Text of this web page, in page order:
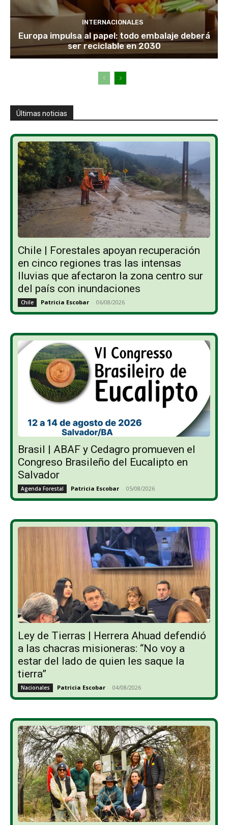
INTERNACIONALES
Europa impulsa al papel: todo embalaje deberá
ser reciclable en 2030
Últimas noticias
Chile | Forestales apoyan recuperación
en cinco regiones tras las intensas
lluvias que afectaron la zona centro sur
del país con inundaciones
Chile Patricia Escobar - 06/08/2026
Brasil | ABAF y Cedagro promueven el
Congreso Brasileño del Eucalipto en
Salvador
Agenda Forestal Patricia Escobar - 05/08/2026
Ley de Tierras | Herrera Ahuad defendió
a las chacras misioneras: “No voy a
estar del lado de quien les saque la
tierra”
Nacionales Patricia Escobar - 04/08/2026